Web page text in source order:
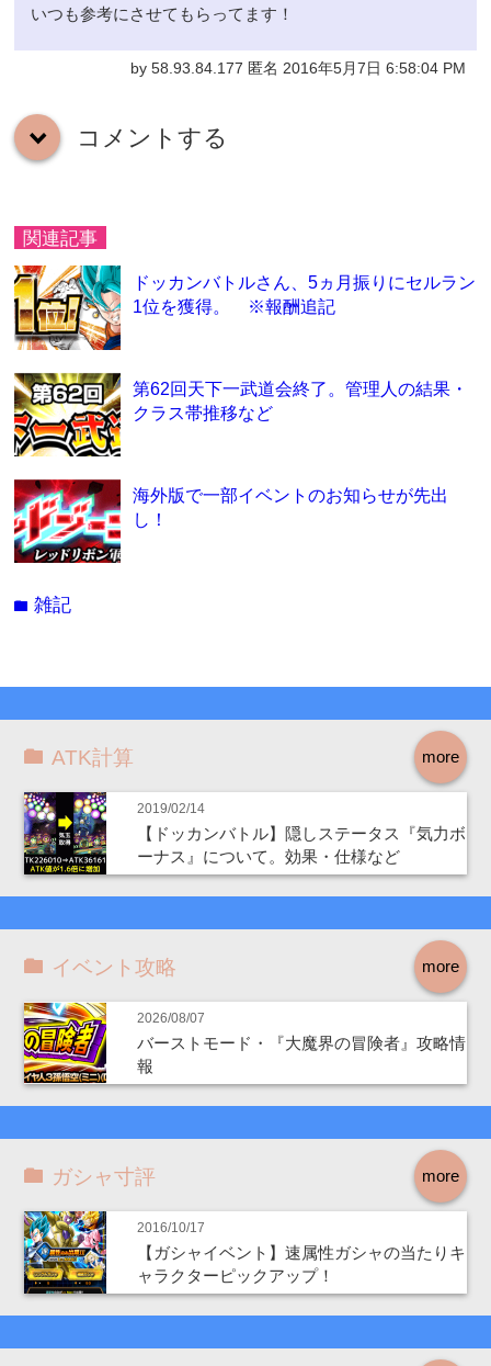
いつも参考にさせてもらってます！
by 58.93.84.177 匿名 2016年5月7日 6:58:04 PM
down コメントする
関連記事
ドッカンバトルさん、5ヵ月振りにセルラン
1位を獲得。 ※報酬追記
第62回天下一武道会終了。管理人の結果・
クラス帯推移など
海外版で一部イベントのお知らせが先出
し！
folder雑記
more
ATK計算
2019/02/14
【ドッカンバトル】隠しステータス『気力ボ
ーナス』について。効果・仕様など
more
イベント攻略
2026/08/07
バーストモード・『大魔界の冒険者』攻略情
報
more
ガシャ寸評
2016/10/17
【ガシャイベント】速属性ガシャの当たりキ
ャラクターピックアップ！